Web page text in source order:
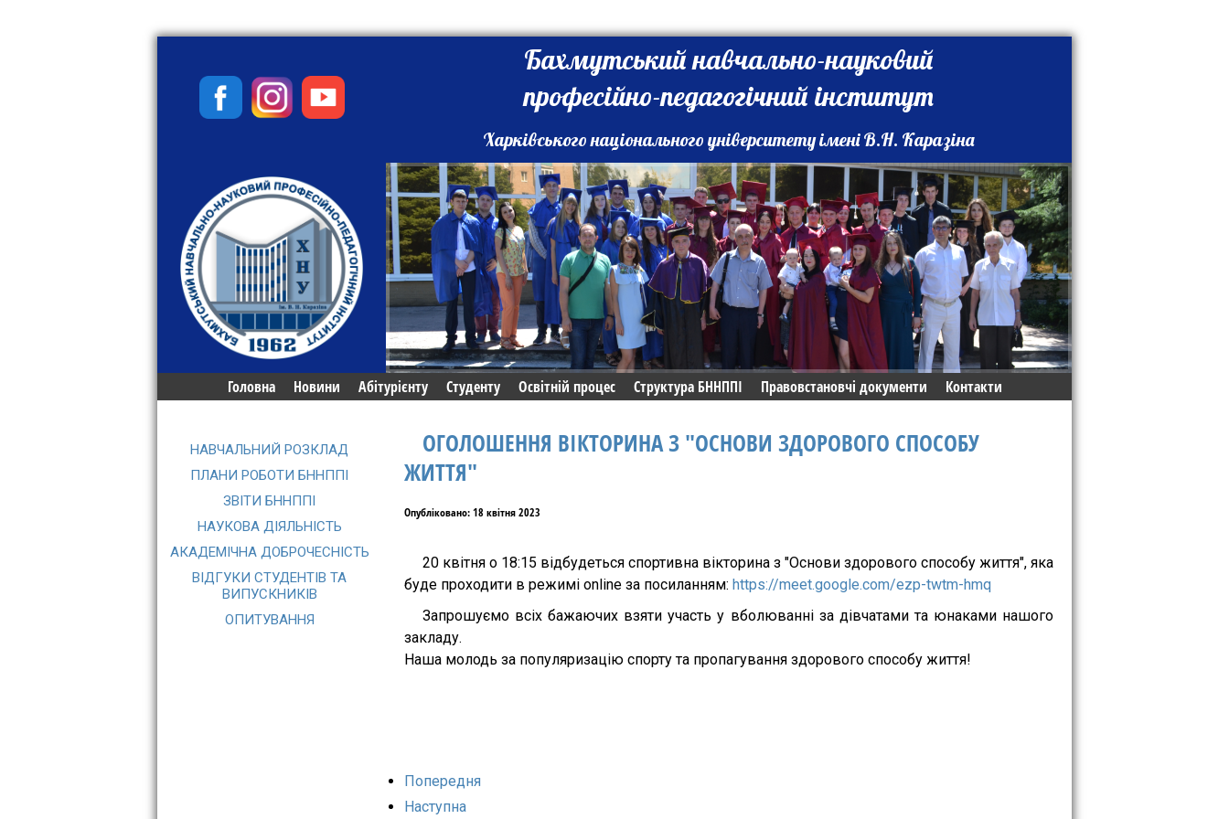
Бахмутський навчально-науковий
професійно-педагогічний інститут
Харківського національного університету імені В.Н. Каразіна
Головна Новини Абітурієнту Студенту Освітній процес Структура БННППІ Правовстановчі документи Контакти
ОГОЛОШЕННЯ ВІКТОРИНА З "ОСНОВИ ЗДОРОВОГО СПОСОБУ
ЖИТТЯ"
Опубліковано: 18 квітня 2023
20 квітня о 18:15 відбудеться спортивна вікторина з "Основи здорового способу життя", яка
буде проходити в режимі online за посиланням: https://meet.google.com/ezp-twtm-hmq
Запрошуємо всіх бажаючих взяти участь у вболюванні за дівчатами та юнаками нашого
закладу.
Наша молодь за популяризацію спорту та пропагування здорового способу життя!
Попередня
Наступна
НАВЧАЛЬНИЙ РОЗКЛАД
ПЛАНИ РОБОТИ БННППІ
ЗВІТИ БННППІ
НАУКОВА ДІЯЛЬНІСТЬ
АКАДЕМІЧНА ДОБРОЧЕСНІСТЬ
ВІДГУКИ СТУДЕНТІВ ТА
ВИПУСКНИКІВ
ОПИТУВАННЯ